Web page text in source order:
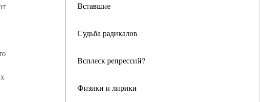
Вставшие
Судьба радикалов
Всплеск репрессий?
Физики и лирики